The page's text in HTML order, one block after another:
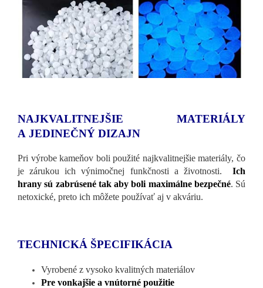
NAJKVALITNEJŠIE MATERIÁLY
A JEDINEČNÝ DIZAJN
Pri výrobe kameňov boli použité najkvalitnejšie materiály, čo
je zárukou ich výnimočnej funkčnosti a životnosti. Ich
hrany sú zabrúsené tak aby boli maximálne bezpečné. Sú
netoxické, preto ich môžete používať aj v akváriu.
TECHNICKÁ ŠPECIFIKÁCIA
Vyrobené z vysoko kvalitných materiálov
Pre vonkajšie a vnútorné použitie